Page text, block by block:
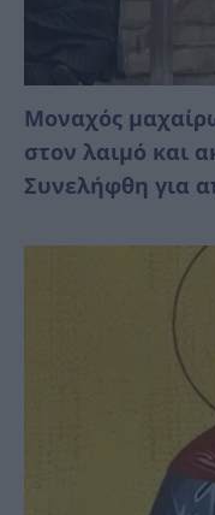
Μοναχός
στον λαιμό και
Συνελήφθη για